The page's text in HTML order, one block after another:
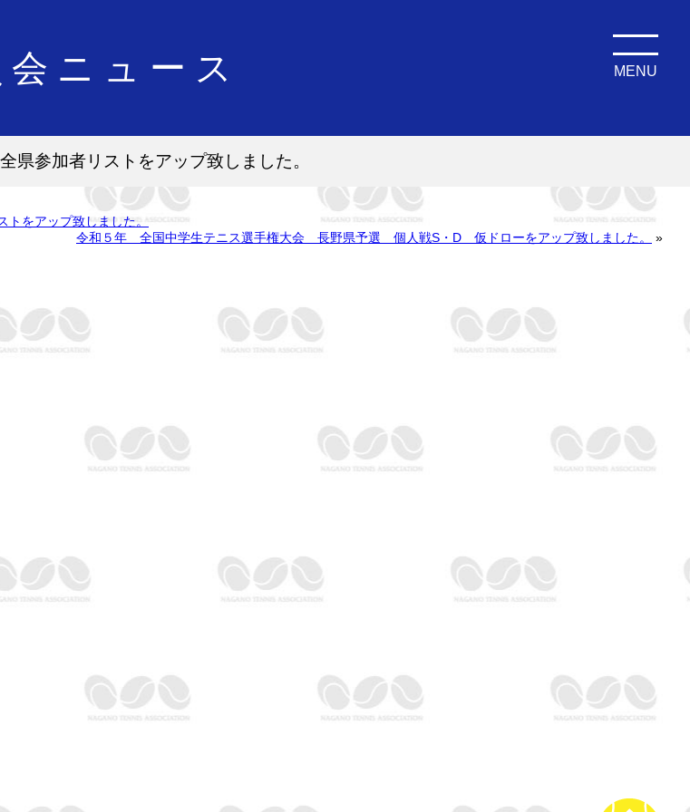
ニュース MENU
県参加者リストをアップ致しました。
をアップ致しました。
令和５年 全国中学生テニス選手権大会 長野県予選 個人戦S・D 仮ドローをアップ致しました。
»